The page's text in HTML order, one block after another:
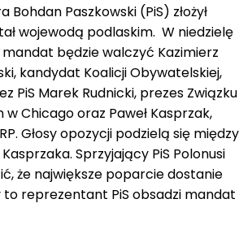
Bohdan Paszkowski (PiS) złożył
wojewodą podlaskim. W niedzielę
będzie walczyć Kazimierz
kandydat Koalicji Obywatelskiej,
PiS Marek Rudnicki, prezes Związku
w Chicago oraz Paweł Kasprzak,
Głosy opozycji podzielą się między
Sprzyjający PiS Polonusi
że największe poparcie dostanie
to reprezentant PiS obsadzi mandat